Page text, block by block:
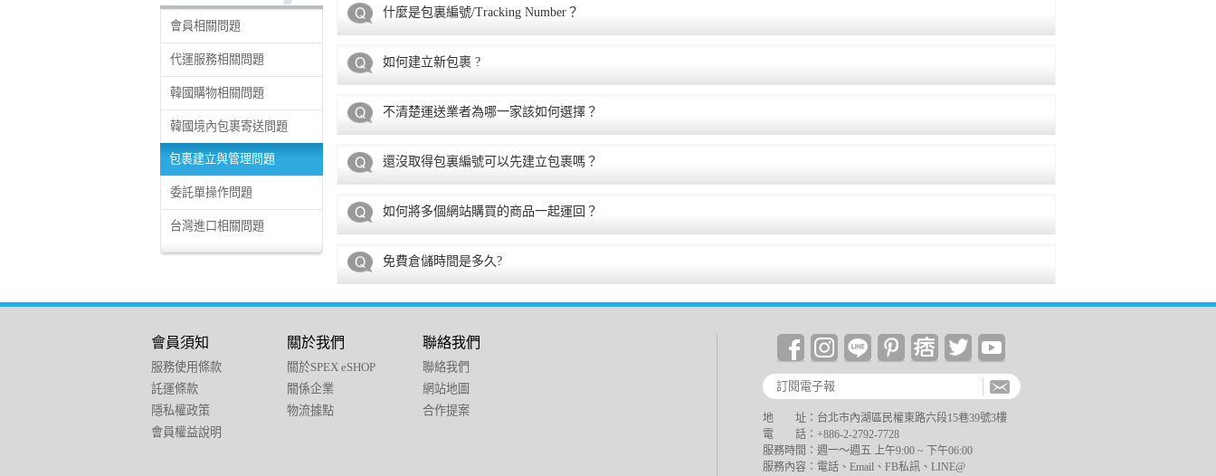
會員相關問題
代運服務相關問題
韓國購物相關問題
韓國境內包裹寄送問題
包裹建立與管理問題
委託單操作問題
台灣進口相關問題
什麼是包裏編號/Tracking Number？
如何建立新包裹 ?
不清楚運送業者為哪一家該如何選擇？
還沒取得包裏編號可以先建立包裹嗎？
如何將多個網站購買的商品一起運回？
免費倉儲時間是多久?
會員須知
服務使用條款
託運條款
隱私權政策
會員權益說明
關於我們
關於SPEX eSHOP
關係企業
物流據點
聯絡我們
聯絡我們
網站地圖
合作提案
地 址：台北市內湖區民權東路六段15巷39號3樓
電 話：+886-2-2792-7728
服務時間：週一～週五 上午9:00 ~ 下午06:00
服務內容：電話、Email、FB私訊、LINE@